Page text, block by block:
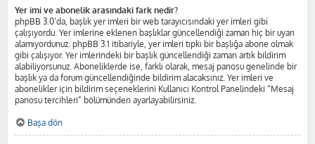
Yer imi ve abonelik arasındaki fark nedir?
phpBB 3.0’da, başlık yer imleri bir web tarayıcısındaki yer imleri gibi
çalışıyordu. Yer imlerine eklenen başlıklar güncellendiği zaman hiç bir uyarı
alamıyordunuz. phpBB 3.1 itibariyle, yer imleri tıpkı bir başlığa abone olmak
gibi çalışıyor. Yer imlerindeki bir başlık güncellendiği zaman artık bildirim
alabiliyorsunuz. Aboneliklerde ise, farklı olarak, mesaj panosu genelinde bir
başlık ya da forum güncellendiğinde bildirim alacaksınız. Yer imleri ve
abonelikler için bildirim seçeneklerini Kullanıcı Kontrol Panelindeki “Mesaj
panosu tercihleri” bölümünden ayarlayabilirsiniz.
Başa dön